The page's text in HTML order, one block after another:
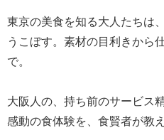
東京の美食を知る大人たちは
うこぼす。素材の目利きから
で。
大阪人の、持ち前のサービス
感動の食体験を、食賢者が教